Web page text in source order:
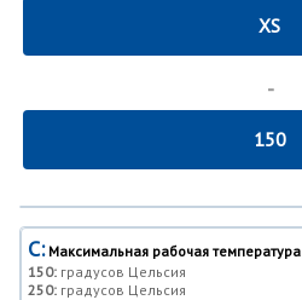
XS
-
150
C: Максимальная рабочая температура
150: градусов Цельсия
250: градусов Цельсия